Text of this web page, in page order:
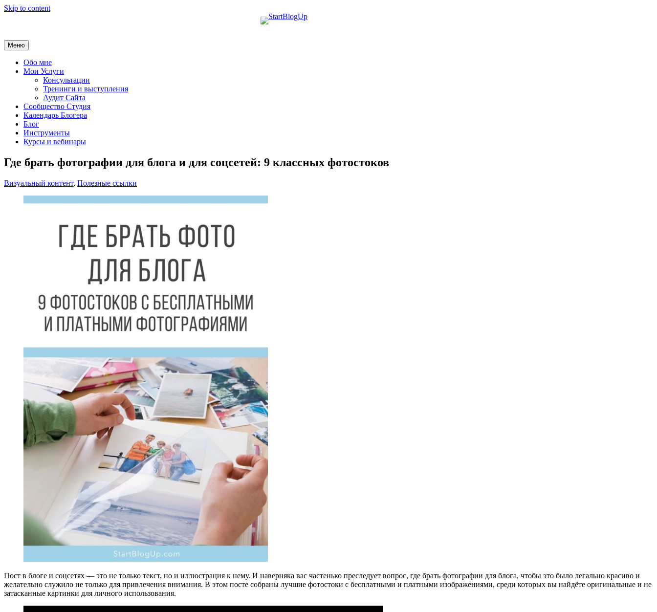
Skip to content
Меню
Обо мне
Мои Услуги
Консультации
Тренинги и выступления
Аудит Сайта
Сообщество Студия
Календарь Блогера
Блог
Инструменты
Курсы и вебинары
Где брать фотографии для блога и для соцсетей: 9 классных фотостоков
Визуальный контент, Полезные ссылки
Пост в блоге и соцсетях — это не только текст, но и иллюстрация к нему. И наверняка вас частенько преследует вопрос, где брать фотографии для блога, чтобы это было легально красиво и
желательно служило не только для привлечения внимания. В этом посте собраны лучшие фотостоки с бесплатными и платными изображениями, среди которых вы найдёте оригинальные и не
затасканные картинки для личного использования.